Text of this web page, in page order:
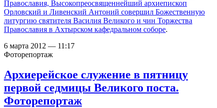
Православия, Высокопреосвященнейший архиепископ
Орловский и Ливенский Антоний совершил Божественную
литургию святителя Василия Великого и чин Торжества
Православия в Ахтырском кафедральном соборе.
6 марта 2012 — 11:17
Фоторепортаж
Архиерейское служение в пятницу
первой седмицы Великого поста.
Фоторепортаж